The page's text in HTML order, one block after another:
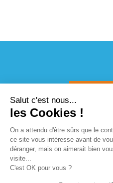
© Copyright 2015 Reflets
webVENDELIS
Salut c'est nous...
les Cookies !
On a attendu d'être sûrs que le
ce site vous intéresse avant de
déranger, mais on aimerait bien
visite...
C'est OK pour vous ?